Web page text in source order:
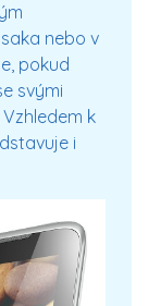
nebo v
pokud
svými
k
i